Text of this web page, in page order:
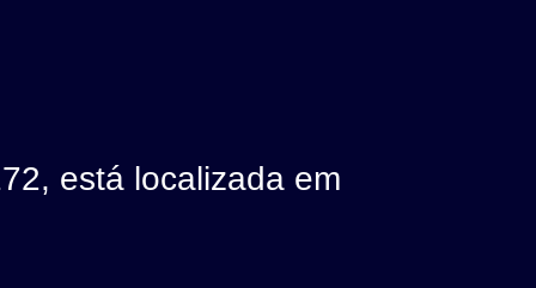
está localizada em